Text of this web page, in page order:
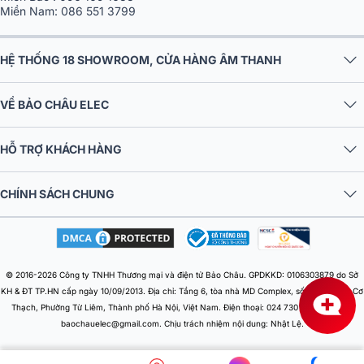
là độ bền, khả năng chịu tải lâu dài, độ phủ âm rộng và ổn định khi hoạt
động liên tục.
Thích tiếng mềm, dễ hát hay tiếng khỏe, sôi động?
Ngân sách thực tế là bao nhiêu?
Khi trả lời đúng những câu hỏi này, bạn sẽ dễ dàng tìm ra mẫu loa phù
hợp nhất, giúp tối ưu hiệu quả và tăng sự hài lòng sau khi mua.
Miền Nam: 086 551 3799
HỆ THỐNG 18 SHOWROOM, CỬA HÀNG ÂM THANH
VỀ BẢO CHÂU ELEC
HỖ TRỢ KHÁCH HÀNG
CHÍNH SÁCH CHUNG
© 2016-2026 Công ty TNHH Thương mại và điện tử Bảo Châu. GPDKKD: 0106303879 do Sở
KH & ĐT TP.HN cấp ngày 10/09/2013. Địa chỉ: Tầng 6, tòa nhà MD Complex, số 68 Nguyễn Cơ
Thạch, Phường Từ Liêm, Thành phố Hà Nội, Việt Nam. Điện thoại: 024 730 10 255. Email:
baochauelec@gmail.com. Chịu trách nhiệm nội dung: Nhật Lệ.